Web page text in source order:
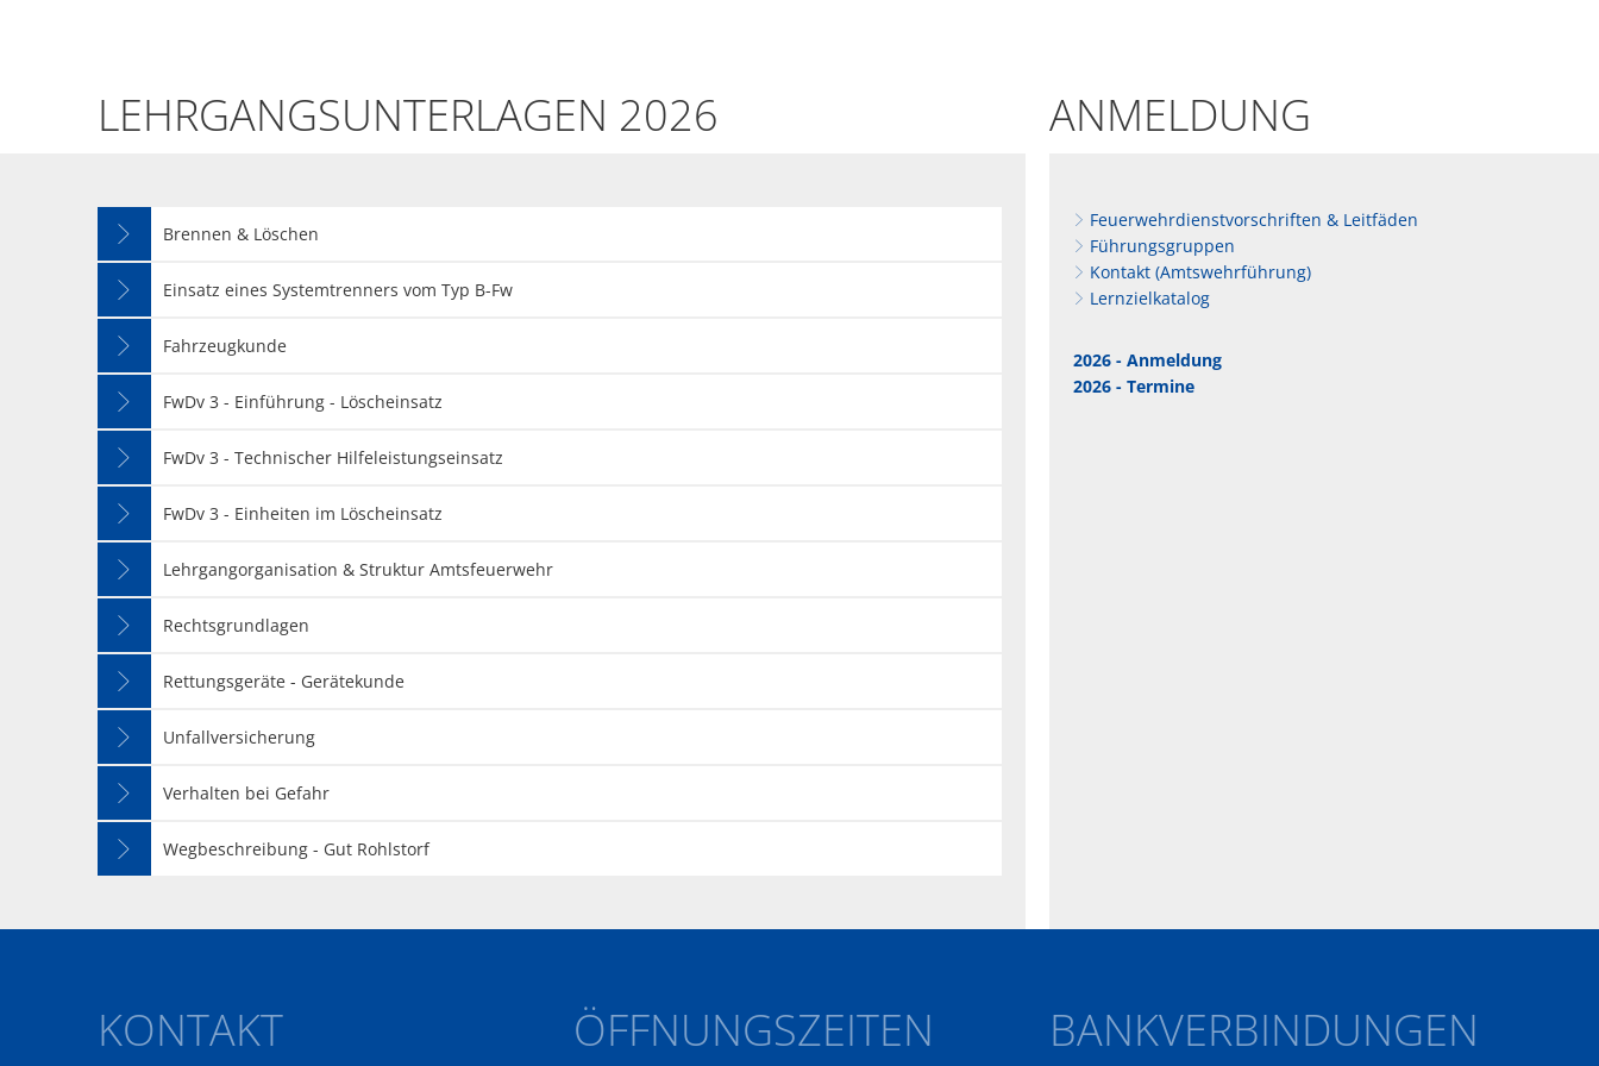
Ausbildung
Truppmann
LEHRGANGSUNTERLAGEN 2026
Brennen & Löschen
Einsatz eines Systemtrenners vom Typ B-Fw
Fahrzeugkunde
FwDv 3 - Einführung - Löscheinsatz
FwDv 3 - Technischer Hilfeleistungseinsatz
FwDv 3 - Einheiten im Löscheinsatz
Lehrgangorganisation & Struktur Amtsfeuerwehr
Rechtsgrundlagen
Rettungsgeräte - Gerätekunde
Unfallversicherung
Verhalten bei Gefahr
Wegbeschreibung - Gut Rohlstorf
ANMELDUNG
Feuerwehrdienstvorschriften & Leitfäden
Führungsgruppen
Kontakt (Amtswehrführung)
Lernzielkatalog
2026 - Anmeldung
2026 - Termine
KONTAKT ÖFFNUNGSZEITEN BANKVERBINDUNGEN